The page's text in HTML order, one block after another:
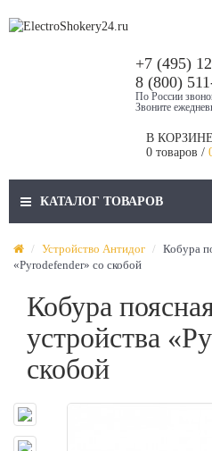
+7 (495)
8 (800)
По России
Звоните
В КОРЗИНЕ
0 товаров /
КАТАЛОГ ТОВАРОВ
Устройство Антидог
Кобура
«Pyrodefender» со скобой
Кобура
устройства
скобой